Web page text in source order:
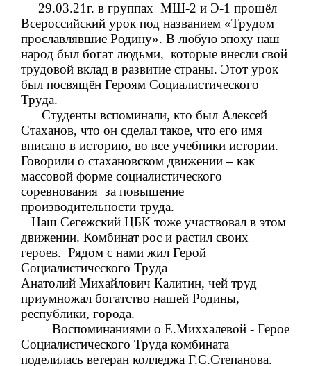
29.03.21г. в группах МШ-2 и Э-1 прошёл
Всероссийский урок под названием «Трудом
прославлявшие Родину». В любую эпоху наш
народ был богат людьми, которые внесли свой
трудовой вклад в развитие страны. Этот урок
был посвящён Героям Социалистического
Труда.
Студенты вспоминали, кто был Алексей
Стаханов, что он сделал такое, что его имя
вписано в историю, во все учебники истории.
Говорили о стахановском движении – как
массовой форме социалистического
соревнования за повышение
производительности труда.
Наш Сегежский ЦБК тоже участвовал в этом
движении. Комбинат рос и растил своих
героев. Рядом с нами жил Герой
Социалистического Труда
Анатолий Михайлович Калитин, чей труд
приумножал богатство нашей Родины,
республики, города.
Воспоминаниями о Е.Миххалевой - Герое
Социалистического Труда комбината
поделилась ветеран колледжа Г.С.Степанова.